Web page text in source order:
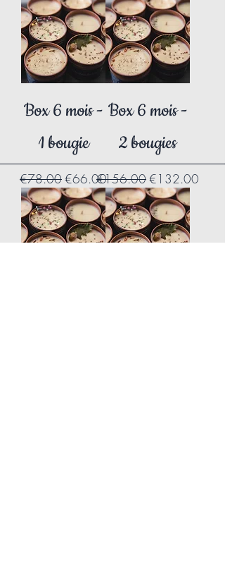
Box 6 mois -
1 bougie
Regular Price
€78.00Sale Price
€66.00
Box 6 mois -
2 bougies
Regular Price
€156.00Sale Price
€132.00